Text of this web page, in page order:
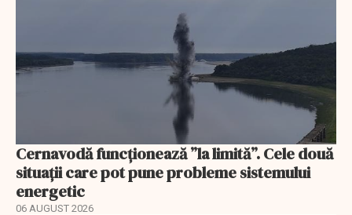
Cernavodă funcționează ”la limită”. Cele două
situații care pot pune probleme sistemului
energetic
06 AUGUST 2026